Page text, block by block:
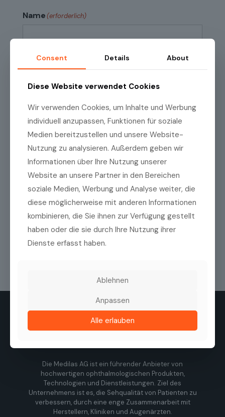
Name(erforderlich)
Vorname
Name
E-Mail(erforderlich)
E-
eingeben
E-
bestätigen
Datenschutzrichtlinien
Ich habe dieDatenschutzrichtlinien
Kenntnis genommen.
Die Medilas AG ist ein führender Anbieter von
hochwertigen ophthalmologischen Produkten,
Technologien und Dienstleistungen. Ziel des
Unternehmens ist es, die Sehqualität von Patienten zu
verbessern, durch eine enge Zusammenarbeit mit
Herstellern, Kliniken und Augenärzten.
Consent Details About
Diese Website verwendet Cookies
Wir verwenden Cookies, um Inhalte und Werbung
individuell anzupassen, Funktionen für soziale
Medien bereitzustellen und unsere Website-
Nutzung zu analysieren. Außerdem geben wir
Informationen über Ihre Nutzung unserer
Website an unsere Partner in den Bereichen
soziale Medien, Werbung und Analyse weiter, die
diese möglicherweise mit anderen Informationen
kombinieren, die Sie ihnen zur Verfügung gestellt
haben oder die sie durch Ihre Nutzung ihrer
Dienste erfasst haben.
Ablehnen
Anpassen
Alle erlauben